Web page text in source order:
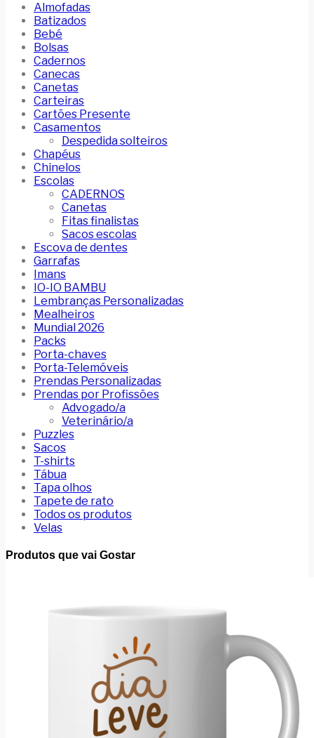
Almofadas
Batizados
Bebé
Bolsas
Cadernos
Canecas
Canetas
Carteiras
Cartões Presente
Casamentos
Despedida solteiros
Chapéus
Chinelos
Escolas
CADERNOS
Canetas
Fitas finalistas
Sacos escolas
Escova de dentes
Garrafas
Imans
IO-IO BAMBU
Lembranças Personalizadas
Mealheiros
Mundial 2026
Packs
Porta-chaves
Porta-Telemóveis
Prendas Personalizadas
Prendas por Profissões
Advogado/a
Veterinário/a
Puzzles
Sacos
T-shirts
Tábua
Tapa olhos
Tapete de rato
Todos os produtos
Velas
Produtos que vai Gostar